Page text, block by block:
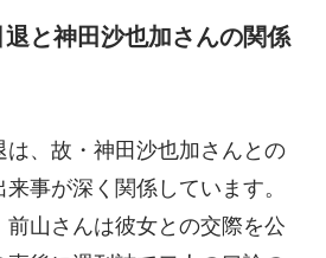
と神田沙也加さんの関係
、故・神田沙也加さんとの
事が深く関係しています。
山さんは彼女との交際を公